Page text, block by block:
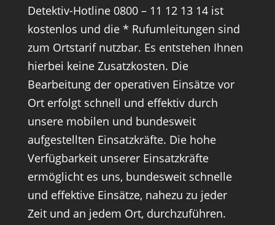
Detektiv-Hotline 0800 – 11 12 13 14 ist
kostenlos und die * Rufumleitungen sind
zum Ortstarif nutzbar. Es entstehen Ihnen
hierbei keine Zusatzkosten. Die
Bearbeitung der operativen Einsätze vor
Ort erfolgt schnell und effektiv durch
unsere mobilen und bundesweit
aufgestellten Einsatzkräfte. Die hohe
Verfügbarkeit unserer Einsatzkräfte
ermöglicht es uns, bundesweit schnelle
und effektive Einsätze, nahezu zu jeder
Zeit und an jedem Ort, durchzuführen.